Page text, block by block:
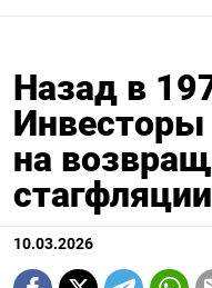
Назад в
Инвесторы
на
стагфляции
10.03.2026